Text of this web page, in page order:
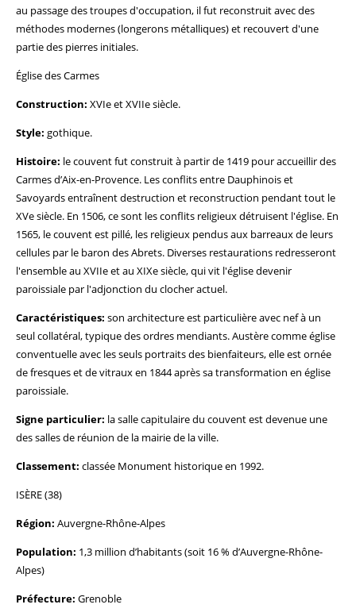
au passage des troupes d'occupation, il fut reconstruit avec des
méthodes modernes (longerons métalliques) et recouvert d'une
partie des pierres initiales.
Église des Carmes
Construction: XVIe et XVIIe siècle.
Style: gothique.
Histoire: le couvent fut construit à partir de 1419 pour accueillir des
Carmes d’Aix-en-Provence. Les conflits entre Dauphinois et
Savoyards entraînent destruction et reconstruction pendant tout le
XVe siècle. En 1506, ce sont les conflits religieux détruisent l'église. En
1565, le couvent est pillé, les religieux pendus aux barreaux de leurs
cellules par le baron des Abrets. Diverses restaurations redresseront
l'ensemble au XVIIe et au XIXe siècle, qui vit l'église devenir
paroissiale par l'adjonction du clocher actuel.
Caractéristiques: son architecture est particulière avec nef à un
seul collatéral, typique des ordres mendiants. Austère comme église
conventuelle avec les seuls portraits des bienfaiteurs, elle est ornée
de fresques et de vitraux en 1844 après sa transformation en église
paroissiale.
Signe particulier: la salle capitulaire du couvent est devenue une
des salles de réunion de la mairie de la ville.
Classement: classée Monument historique en 1992.
ISÈRE (38)
Région: Auvergne-Rhône-Alpes
Population: 1,3 million d’habitants (soit 16 % d’Auvergne-Rhône-
Alpes)
Préfecture: Grenoble